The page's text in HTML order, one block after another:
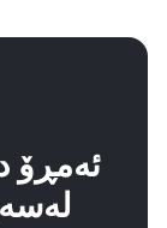
ئەمڕۆ